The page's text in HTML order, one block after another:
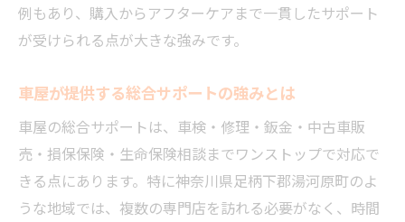
例もあり、購入からアフターケアまで一貫したサポート
が受けられる点が大きな強みです。
車屋が提供する総合サポートの強みとは
車屋の総合サポートは、車検・修理・鈑金・中古車販
売・損保保険・生命保険相談までワンストップで対応で
きる点にあります。特に神奈川県足柄下郡湯河原町のよ
うな地域では、複数の専門店を訪れる必要がなく、時間